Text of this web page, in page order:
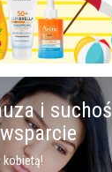
i